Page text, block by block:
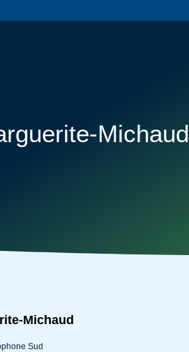
Michaud
Michaud
Sud